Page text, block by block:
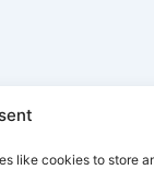
like cookies to store